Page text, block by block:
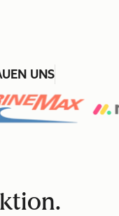
UNS